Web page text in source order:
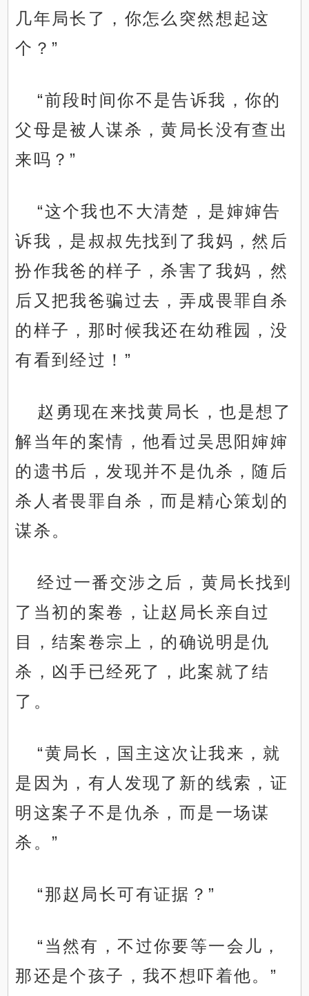
几年局长了，你怎么突然想起这
个？”
“前段时间你不是告诉我，你的
父母是被人谋杀，黄局长没有查出
来吗？”
“这个我也不大清楚，是婶婶告
诉我，是叔叔先找到了我妈，然后
扮作我爸的样子，杀害了我妈，然
后又把我爸骗过去，弄成畏罪自杀
的样子，那时候我还在幼稚园，没
有看到经过！”
赵勇现在来找黄局长，也是想了
解当年的案情，他看过吴思阳婶婶
的遗书后，发现并不是仇杀，随后
杀人者畏罪自杀，而是精心策划的
谋杀。
经过一番交涉之后，黄局长找到
了当初的案卷，让赵局长亲自过
目，结案卷宗上，的确说明是仇
杀，凶手已经死了，此案就了结
了。
“黄局长，国主这次让我来，就
是因为，有人发现了新的线索，证
明这案子不是仇杀，而是一场谋
杀。”
“那赵局长可有证据？”
“当然有，不过你要等一会儿，
那还是个孩子，我不想吓着他。”